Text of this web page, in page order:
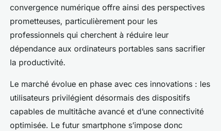
convergence numérique offre ainsi des perspectives
prometteuses, particulièrement pour les
professionnels qui cherchent à réduire leur
dépendance aux ordinateurs portables sans sacrifier
la productivité.
Le marché évolue en phase avec ces innovations : les
utilisateurs privilégient désormais des dispositifs
capables de multitâche avancé et d’une connectivité
optimisée. Le futur smartphone s’impose donc